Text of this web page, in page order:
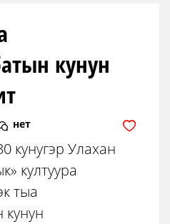
кунун
нет
кунугэр Улахан
култуура
тыа